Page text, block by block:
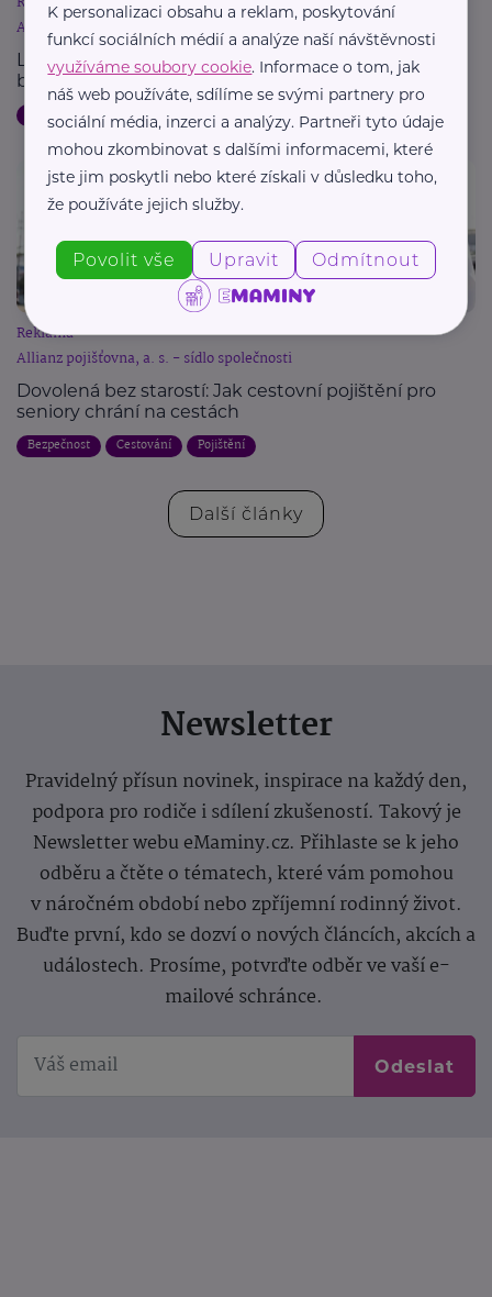
Allianz pojišťovna, a. s. - sídlo společnosti
Letní dovolená a pojištění: Jak chránit svůj majetek
během cest
Dovolená Bezpečnost Cestování Pojištění
Reklama
Allianz pojišťovna, a. s. - sídlo společnosti
Dovolená bez starostí: Jak cestovní pojištění pro
seniory chrání na cestách
Bezpečnost Cestování Pojištění
Další články
Newsletter
Pravidelný přísun novinek, inspirace na každý den,
podpora pro rodiče i sdílení zkušeností. Takový je
Newsletter webu eMaminy.cz. Přihlaste se k jeho
odběru a čtěte o tématech, které vám pomohou
v náročném období nebo zpříjemní rodinný život.
Buďte první, kdo se dozví o nových článcích, akcích a
událostech. Prosíme, potvrďte odběr ve vaší e-
mailové schránce.
Odeslat
K personalizaci obsahu a reklam, poskytování
funkcí sociálních médií a analýze naší návštěvnosti
využíváme soubory cookie. Informace o tom, jak
náš web používáte, sdílíme se svými partnery pro
sociální média, inzerci a analýzy. Partneři tyto údaje
mohou zkombinovat s dalšími informacemi, které
jste jim poskytli nebo které získali v důsledku toho,
že používáte jejich služby.
Povolit vše Upravit Odmítnout